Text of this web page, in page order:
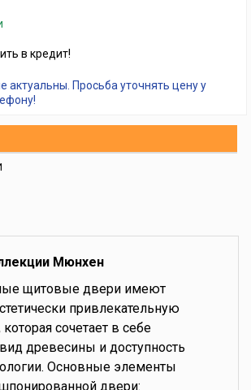
в кредит!
актуальны. Просьба уточнять цену у
Мюнхен
щитовые двери имеют
привлекательную
сочетает в себе
древесины и доступность
Основные элементы
двери: